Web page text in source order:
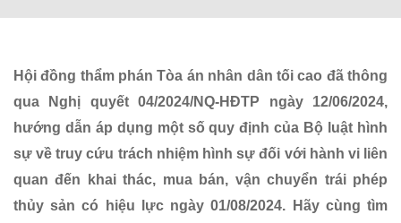
Hội đồng thẩm phán Tòa án nhân dân tối cao đã thông
qua Nghị quyết 04/2024/NQ-HĐTP ngày 12/06/2024,
hướng dẫn áp dụng một số quy định của Bộ luật hình
sự về truy cứu trách nhiệm hình sự đối với hành vi liên
quan đến khai thác, mua bán, vận chuyển trái phép
thủy sản có hiệu lực ngày 01/08/2024. Hãy cùng tìm